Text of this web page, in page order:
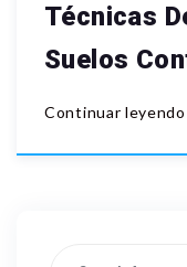
Técnicas
Suelos
Continuar leyendo